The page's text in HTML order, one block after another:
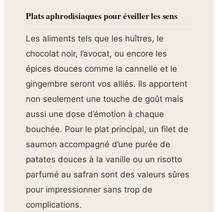
Plats aphrodisiaques pour éveiller les sens
Les aliments tels que les huîtres, le
chocolat noir, l’avocat, ou encore les
épices douces comme la cannelle et le
gingembre seront vos alliés. Ils apportent
non seulement une touche de goût mais
aussi une dose d’émotion à chaque
bouchée. Pour le plat principal, un filet de
saumon accompagné d’une purée de
patates douces à la vanille ou un risotto
parfumé au safran sont des valeurs sûres
pour impressionner sans trop de
complications.